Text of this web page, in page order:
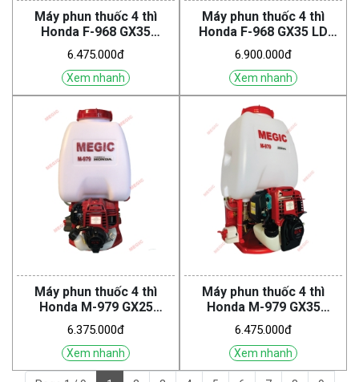
Máy phun thuốc 4 thì
Honda F-968 GX35
(Tropic)
6.475.000đ
Xem nhanh
Máy phun thuốc 4 thì
Honda F-968 GX35 LD
(Tropic)
6.900.000đ
Xem nhanh
Máy phun thuốc 4 thì
Honda M-979 GX25
(Megic)
6.375.000đ
Xem nhanh
Máy phun thuốc 4 thì
Honda M-979 GX35
(Megic)
6.475.000đ
Xem nhanh